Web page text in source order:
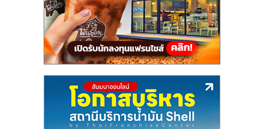
ไชส์,
รวม
แฟ